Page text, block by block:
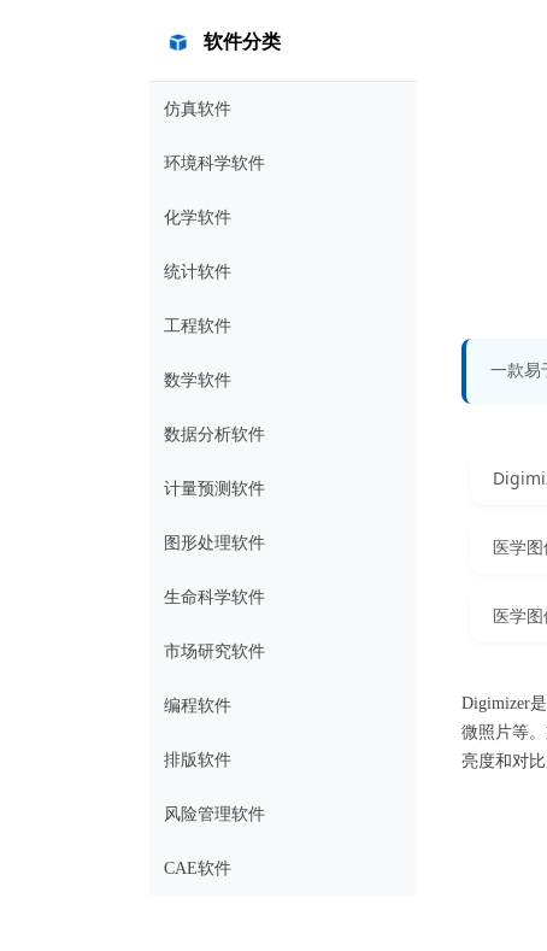
一款易
医学
医学
Digimizer
微照片等
亮度和对
软件分类
仿真软件
环境科学软件
化学软件
统计软件
工程软件
数学软件
数据分析软件
计量预测软件
图形处理软件
生命科学软件
市场研究软件
编程软件
排版软件
风险管理软件
CAE软件